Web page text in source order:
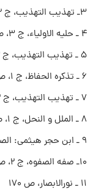
۳ـ تهذیب التهذیب، ج ۲، ص ۱۰۳
۴ ـ حلیه الاولیاء، ج ۳، ص ۱۹۳
۵ ـ تهذیب التهذیب، ج ۲، ص ۱۰۴
۶ ـ تذکره الحفاظ، ج ۱، ص ۱۶۶
۷ ـ تهذیب التهذیب، ج ۲، ص ۱۰۳
۸ ـ الملل و النحل، ج ۱، ص ۱۶۶٫
۹ ـ ابن حجر هیثمى: الصواعق المحرقه، ص ۱۲۰
۱۰ـ صفه الصفوه، ج ۲، ص ۱۶۸، رقم ۱۸۶
۱۱ ـ نورالابصار، ص ۱۷۰